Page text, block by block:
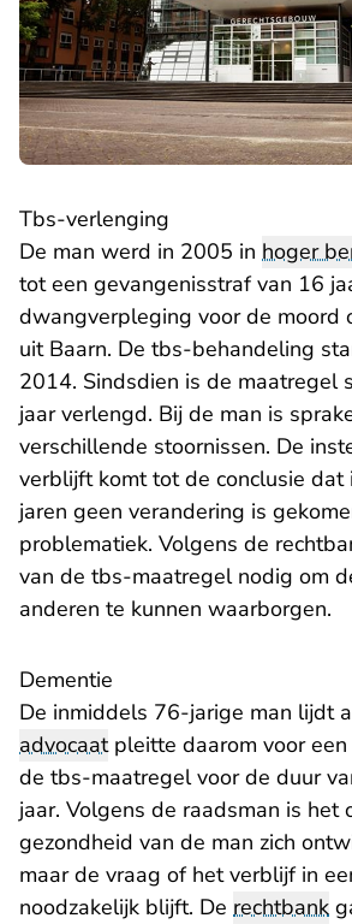
Tbs-verlenging
De man werd in 2005 in hoger
tot een gevangenisstraf van 16
dwangverpleging voor de moord
uit Baarn. De tbs-behandeling
2014. Sindsdien is de maatregel
jaar verlengd. Bij de man is
verschillende stoornissen. De
verblijft komt tot de conclusie dat
jaren geen verandering is
problematiek. Volgens de
van de tbs-maatregel nodig om
anderen te kunnen waarborgen.
Dementie
De inmiddels 76-jarige man lijdt
advocaatpleitte daarom voor
de tbs-maatregel voor de duur
jaar. Volgens de raadsman is het
gezondheid van de man zich
maar de vraag of het verblijf in
noodzakelijk blijft. De rechtbank